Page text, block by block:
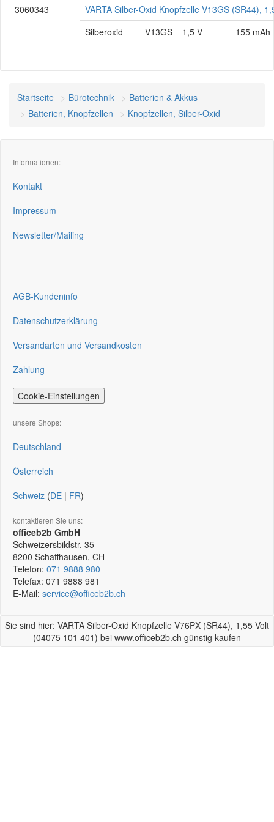
3060343
VARTA Silber-Oxid Knopfzelle V13GS (SR44),
Silberoxid
V13GS 1,5 V 155 mAh
Startseite Bürotechnik
Batterien & Akkus
Batterien, Knopfzellen
Knopfzellen, Silber-Oxid
Informationen:
Kontakt
Impressum
Newsletter/Mailing
AGB-Kundeninfo
Datenschutzerklärung
Versandarten und Versandkosten
Zahlung
Cookie-Einstellungen
unsere Shops:
Deutschland
Österreich
Schweiz (DE | FR)
kontaktieren Sie uns:
officeb2b GmbH
Schweizersbildstr. 35
8200 Schaffhausen, CH
Telefon: 071 9888 980
Telefax: 071 9888 981
E-Mail: service@officeb2b.ch
Sie sind hier: VARTA Silber-Oxid Knopfzelle V76PX (SR44), 1,55 Volt
(04075 101 401) bei www.officeb2b.ch günstig kaufen